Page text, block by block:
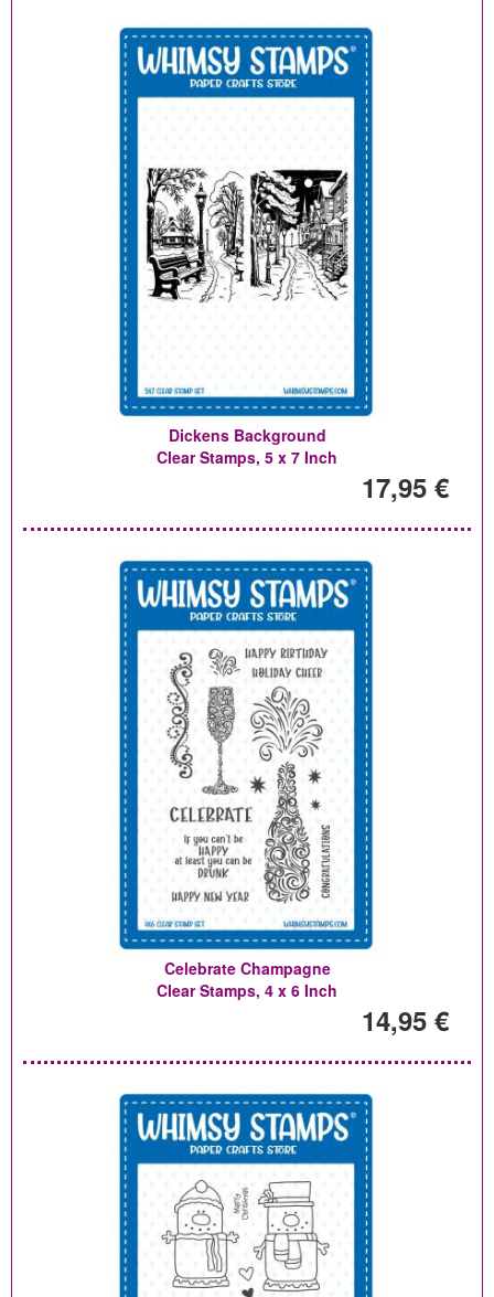
Dickens Background
Clear Stamps, 5 x 7 Inch
17,95 €
Celebrate Champagne
Clear Stamps, 4 x 6 Inch
14,95 €